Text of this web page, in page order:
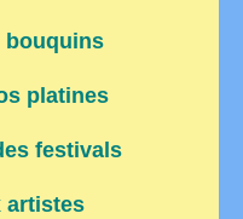
bouquins
platines
festivals
artistes